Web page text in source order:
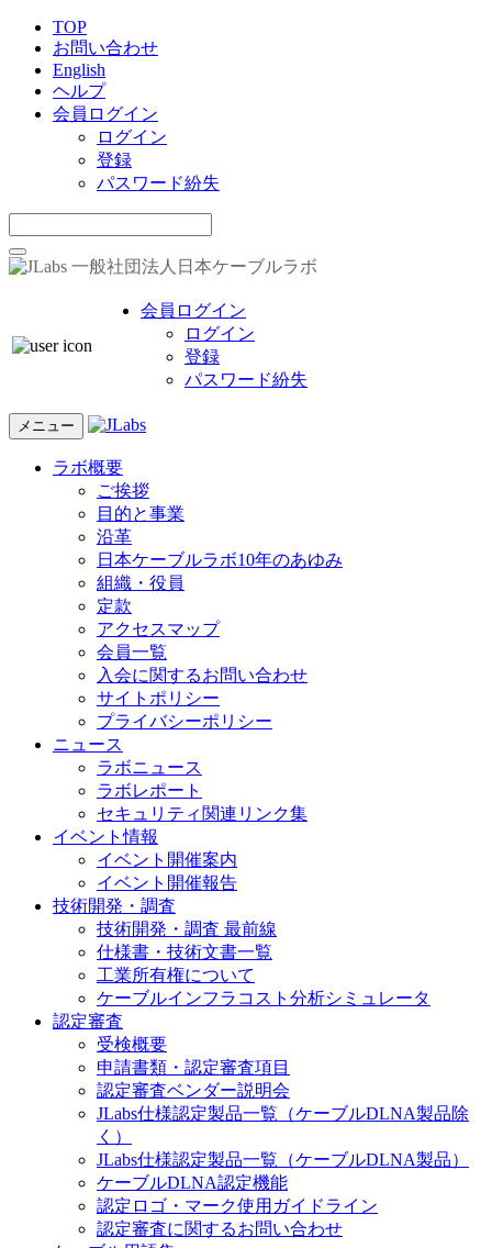
TOP
お問い合わせ
English
ヘルプ
会員ログイン
ログイン
登録
パスワード紛失
一般社団法人日本ケーブルラボ
会員ログイン
ログイン
登録
パスワード紛失
メニュー
ラボ概要
ご挨拶
目的と事業
沿革
日本ケーブルラボ10年のあゆみ
組織・役員
定款
アクセスマップ
会員一覧
入会に関するお問い合わせ
サイトポリシー
プライバシーポリシー
ニュース
ラボニュース
ラボレポート
セキュリティ関連リンク集
イベント情報
イベント開催案内
イベント開催報告
技術開発・調査
技術開発・調査 最前線
仕様書・技術文書一覧
工業所有権について
ケーブルインフラコスト分析シミュレータ
認定審査
受検概要
申請書類・認定審査項目
認定審査ベンダー説明会
JLabs仕様認定製品一覧（ケーブルDLNA製品除
く）
JLabs仕様認定製品一覧（ケーブルDLNA製品）
ケーブルDLNA認定機能
認定ロゴ・マーク使用ガイドライン
認定審査に関するお問い合わせ